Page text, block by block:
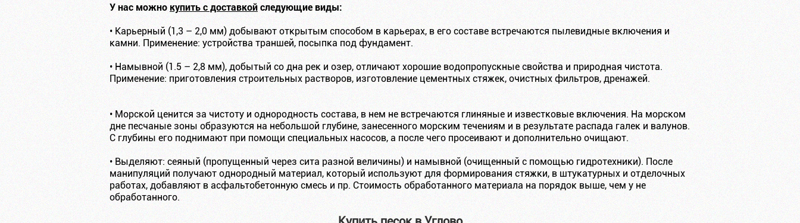
У нас можно купить с доставкойследующие виды:
• Карьерный (1,3 – 2,0 мм) добывают открытым способом в карьерах, в его составе встречаются пылевидные включения и
камни. Применение: устройства траншей, посыпка под фундамент.
• Намывной (1.5 – 2,8 мм), добытый со дна рек и озер, отличают хорошие водопропускные свойства и природная чистота.
Применение: приготовления строительных растворов, изготовление цементных стяжек, очистных фильтров, дренажей.
• Морской ценится за чистоту и однородность состава, в нем не встречаются глиняные и известковые включения. На морском
дне песчаные зоны образуются на небольшой глубине, занесенного морским течениям и в результате распада галек и валунов.
С глубины его поднимают при помощи специальных насосов, а после чего просеивают и дополнительно очищают.
• Выделяют: сеяный (пропущенный через сита разной величины) и намывной (очищенный с помощью гидротехники). После
манипуляций получают однородный материал, который используют для формирования стяжки, в штукатурных и отделочных
работах, добавляют в асфальтобетонную смесь и пр. Стоимость обработанного материала на порядок выше, чем у не
обработанного.